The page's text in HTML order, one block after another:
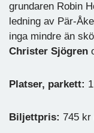
grundaren Robin
ledning av Pär-
inga mindre än
Christer Sjögren
Platser, parkett:
Biljettpris: 745 kr